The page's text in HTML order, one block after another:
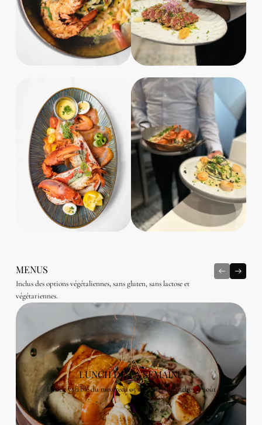
MENUS
Inclus des options végétaliennes, sans gluten, sans lactose et
végétariennes.
LUNCH DE LA SEMAINE
Lunch valable du mercredi 05 août au dimanche 09 août